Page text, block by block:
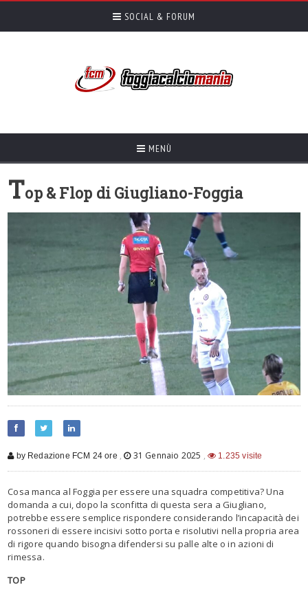
SOCIAL & FORUM
MENÙ
Top & Flop di Giugliano-Foggia
by Redazione FCM 24 ore , 31 Gennaio 2025 , 1.235 visite
Cosa manca al Foggia per essere una squadra competitiva? Una
domanda a cui, dopo la sconfitta di questa sera a Giugliano,
potrebbe essere semplice rispondere considerando l’incapacità dei
rossoneri di essere incisivi sotto porta e risolutivi nella propria area
di rigore quando bisogna difendersi su palle alte o in azioni di
rimessa.
TOP